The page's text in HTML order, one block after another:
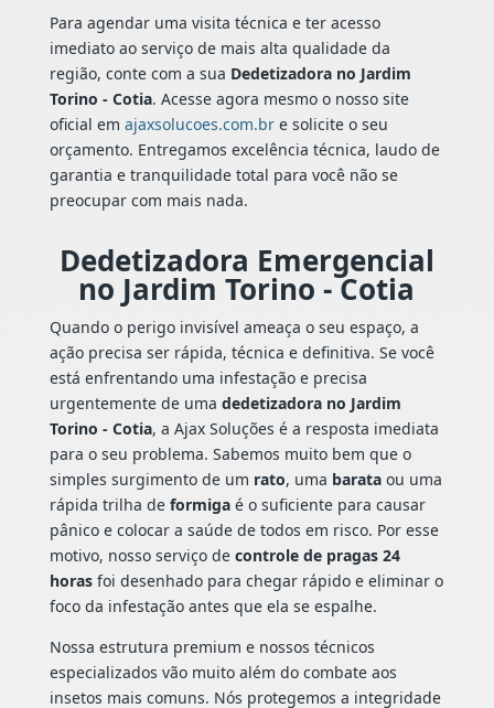
Para agendar uma visita técnica e ter acesso
imediato ao serviço de mais alta qualidade da
região, conte com a sua Dedetizadora no Jardim
Torino - Cotia. Acesse agora mesmo o nosso site
oficial em ajaxsolucoes.com.bre solicite o seu
orçamento. Entregamos excelência técnica, laudo de
garantia e tranquilidade total para você não se
preocupar com mais nada.
Dedetizadora Emergencial
no Jardim Torino - Cotia
Quando o perigo invisível ameaça o seu espaço, a
ação precisa ser rápida, técnica e definitiva. Se você
está enfrentando uma infestação e precisa
urgentemente de uma dedetizadora no Jardim
Torino - Cotia, a Ajax Soluções é a resposta imediata
para o seu problema. Sabemos muito bem que o
simples surgimento de um rato, uma barataou uma
rápida trilha de formigaé o suficiente para causar
pânico e colocar a saúde de todos em risco. Por esse
motivo, nosso serviço de controle de pragas 24
horasfoi desenhado para chegar rápido e eliminar o
foco da infestação antes que ela se espalhe.
Nossa estrutura premium e nossos técnicos
especializados vão muito além do combate aos
insetos mais comuns. Nós protegemos a integridade